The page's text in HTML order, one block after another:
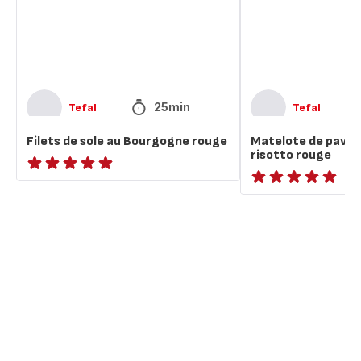
Tefal 25min
Filets de sole au Bourgogne rouge
ratings.NaN
Tefal
Matelote de pavé
risotto rouge
ratings.NaN